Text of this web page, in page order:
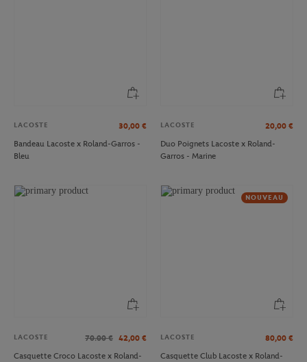
LACOSTE 30,00 €
Bandeau Lacoste x Roland-Garros -
Bleu
LACOSTE 20,00 €
Duo Poignets Lacoste x Roland-
Garros - Marine
LACOSTE 70.00 € 42,00 €
Casquette Croco Lacoste x Roland-
NOUVEAU
LACOSTE 80,00 €
Casquette Club Lacoste x Roland-